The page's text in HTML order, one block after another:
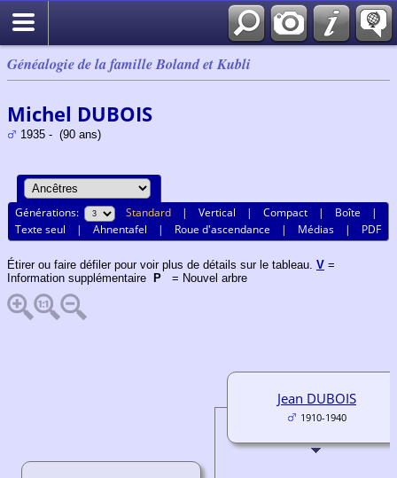
Généalogie de la famille Boland et Kubli
Michel DUBOIS
1935 - (90 ans)
Générations: Standard |Vertical |Compact | Boîte |
Texte seul |Ahnentafel | Roue d'ascendance | Médias | PDF
Étirer ou faire défiler pour voir plus de détails sur le tableau. V =
Information supplémentaire
P = Nouvel arbre
Jean DUBOIS
1910-1940